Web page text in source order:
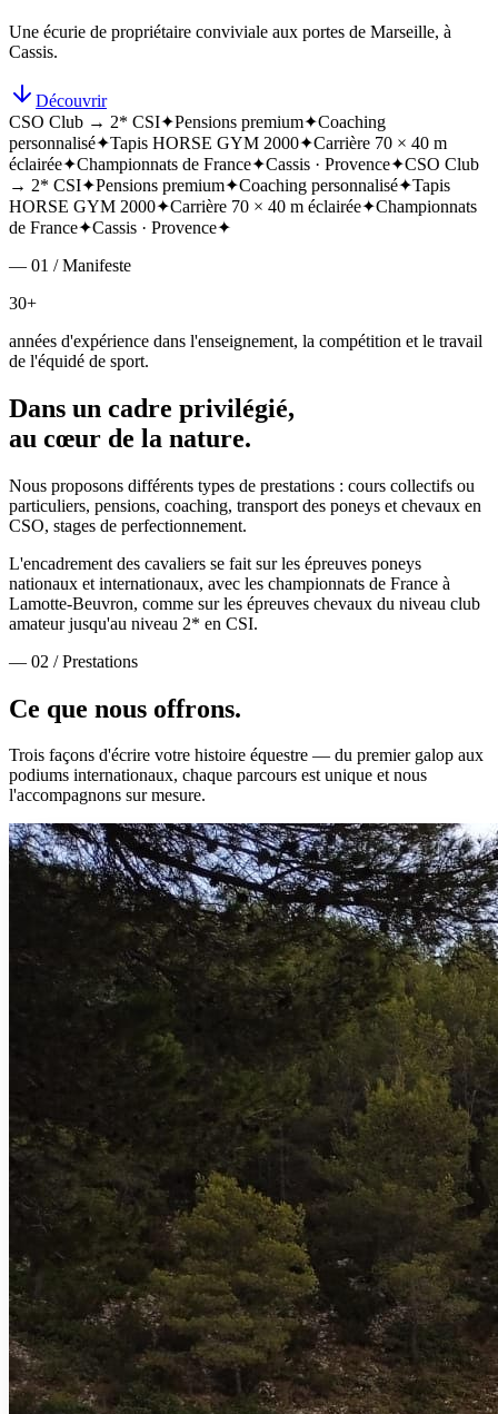
Une écurie de propriétaire conviviale aux portes de Marseille, à
Cassis.
Découvrir
CSO Club → 2* CSI✦Pensions premium✦Coaching
personnalisé✦Tapis HORSE GYM 2000✦Carrière 70 × 40 m
éclairée✦Championnats de France✦Cassis · Provence✦CSO Club
→ 2* CSI✦Pensions premium✦Coaching personnalisé✦Tapis
HORSE GYM 2000✦Carrière 70 × 40 m éclairée✦Championnats
de France✦Cassis · Provence✦
— 01 / Manifeste
30+
années d'expérience dans l'enseignement, la compétition et le travail
de l'équidé de sport.
Dans un cadre privilégié,
au cœur de la nature.
Nous proposons différents types de prestations : cours collectifs ou
particuliers, pensions, coaching, transport des poneys et chevaux en
CSO, stages de perfectionnement.
L'encadrement des cavaliers se fait sur les épreuves poneys
nationaux et internationaux, avec les championnats de France à
Lamotte-Beuvron, comme sur les épreuves chevaux du niveau club
amateur jusqu'au niveau 2* en CSI.
— 02 / Prestations
Ce que nous offrons.
Trois façons d'écrire votre histoire équestre — du premier galop aux
podiums internationaux, chaque parcours est unique et nous
l'accompagnons sur mesure.